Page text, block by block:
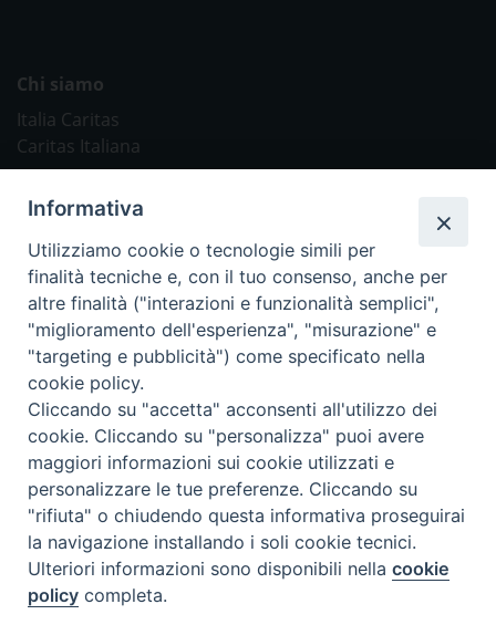
Chi siamo
Italia Caritas
Caritas Italiana
Caritas Internationalis
TV 2000
Inblu 2000
Avvenire
Sir
Scarp de’ Tenis
Newsletter
ISCRIVITI ALLA NEWSLETTER
Informativa
Utilizziamo cookie o tecnologie simili per
finalità tecniche e, con il tuo consenso, anche per
altre finalità ("interazioni e funzionalità semplici",
"miglioramento dell'esperienza", "misurazione" e
"targeting e pubblicità") come specificato nella
cookie policy.
Cliccando su "accetta" acconsenti all'utilizzo dei
cookie. Cliccando su "personalizza" puoi avere
maggiori informazioni sui cookie utilizzati e
personalizzare le tue preferenze. Cliccando su
"rifiuta" o chiudendo questa informativa proseguirai
la navigazione installando i soli cookie tecnici.
Ulteriori informazioni sono disponibili nellacookie
policy completa.